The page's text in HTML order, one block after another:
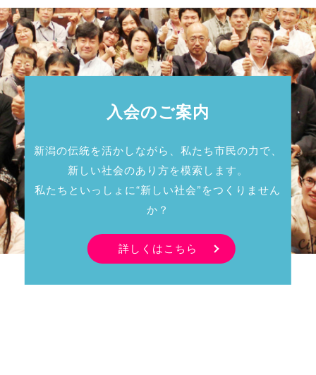
入会のご案内
新潟の伝統を活かしながら、私たち市民の力で、
新しい社会のあり方を模索します。
私たちといっしょに“新しい社会”をつくりません
か？
詳しくはこちら